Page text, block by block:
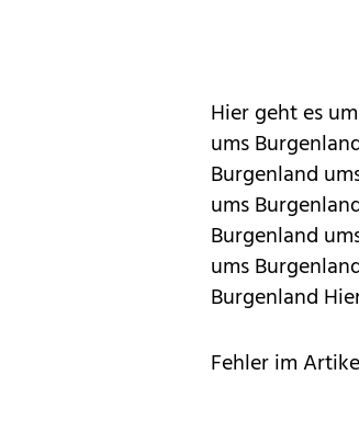
Hier geht es
ums
Burgenland
ums
Burgenland
ums
Burgenland
Fehler im